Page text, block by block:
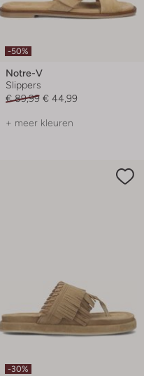
-50%
Notre-V
Slippers
€ 89,99 € 44,99
+ meer kleuren
-30%